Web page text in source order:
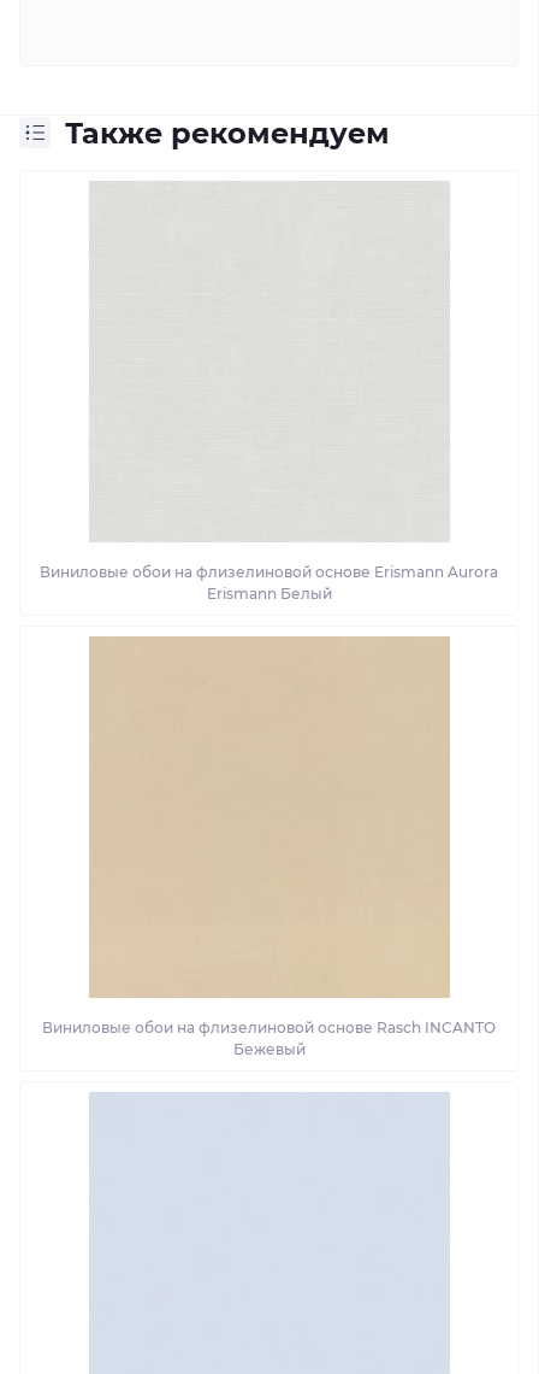
Также рекомендуем
Виниловые обои на флизелиновой основе Erismann Aurora
Erismann Белый
Виниловые обои на флизелиновой основе Rasch INCANTO
Бежевый